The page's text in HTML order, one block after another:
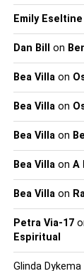
Conheça o
ou pare.
Registe as
fitness ou
Eby
construir o
você quiser
caminhada
minutos,
segundos e
que o seu
das sessões
Emily Eseltine
Dan Bill on
Bea Villaon
Bea Villaon
Bea Villaon
Bea Villaon A
Bea Villaon
Petra Via-17
Espiritual
Glinda Dykema